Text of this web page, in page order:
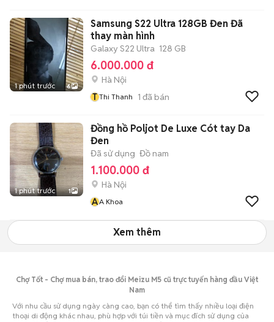
1 phút trước 6
Samsung S22 Ultra 128GB Đen Đã
thay màn hình
Galaxy S22 Ultra 128 GB
6.000.000 đ
Hà Nội
T Thi Thanh 1 đã bán
1 phút trước 1
Đồng hồ Poljot De Luxe Cót tay Da
Đen
Đã sử dụng Đồ nam
1.100.000 đ
Hà Nội
AA Khoa
Xem thêm
Chợ Tốt - Chợ mua bán, trao đổi Meizu M5 cũ trực tuyến hàng đầu Việt
Nam
Với nhu cầu sử dụng ngày càng cao, bạn có thể tìm thấy nhiều loại điện
thoại di động khác nhau, phù hợp với túi tiền và mục đích sử dụng của